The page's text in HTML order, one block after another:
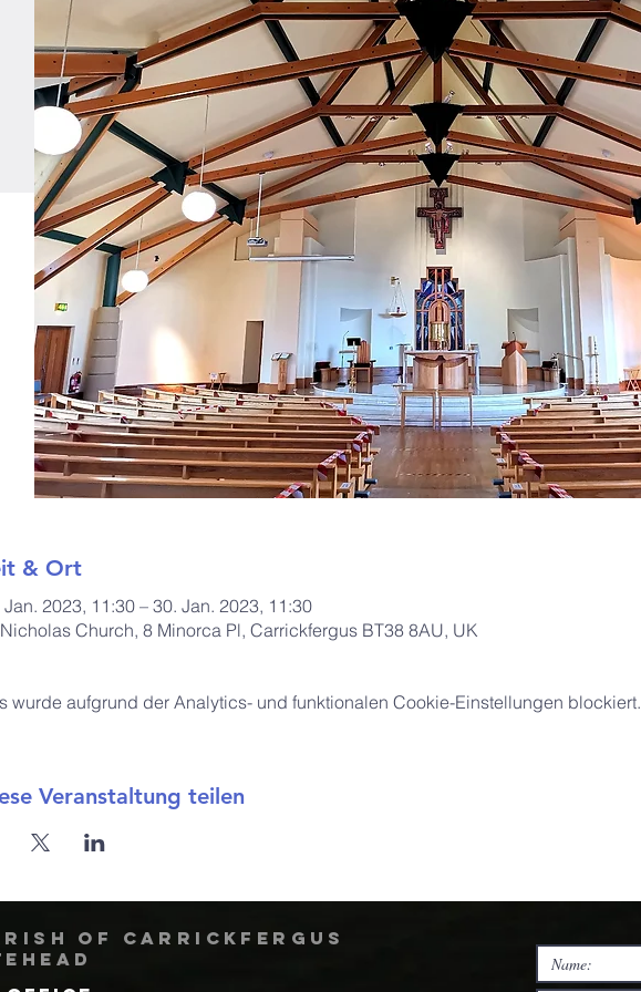
& Ort
Jan. 2023, 11:30 – 30. Jan. 2023, 11:30
Church, 8 Minorca Pl, Carrickfergus BT38 8AU, UK
wurde aufgrund der Analytics- und funktionalen Cookie-Einstellungen blockiert.
Veranstaltung teilen
of Carrickfergus